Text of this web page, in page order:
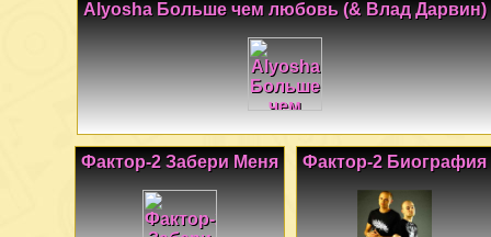
Alyosha Больше чем любовь (& Влад Дарвин)
Фактор-2 Биография
Фактор-2 Забери Меня